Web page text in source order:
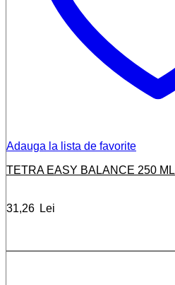
Adauga la lista de favorite
TETRA EASY BALANCE 250 ML
31,26 Lei